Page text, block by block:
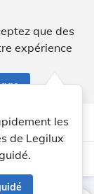
que des
expérience
les
de Legilux
light_mode dark_mode